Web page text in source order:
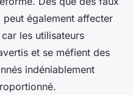
également affecter
les utilisateurs
et se méfient des
indéniablement